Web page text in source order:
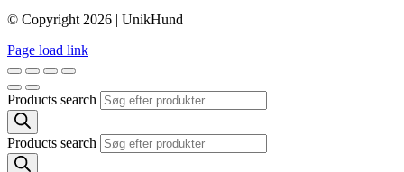
© Copyright 2026 | UnikHund
Page load link
Products search
Products search